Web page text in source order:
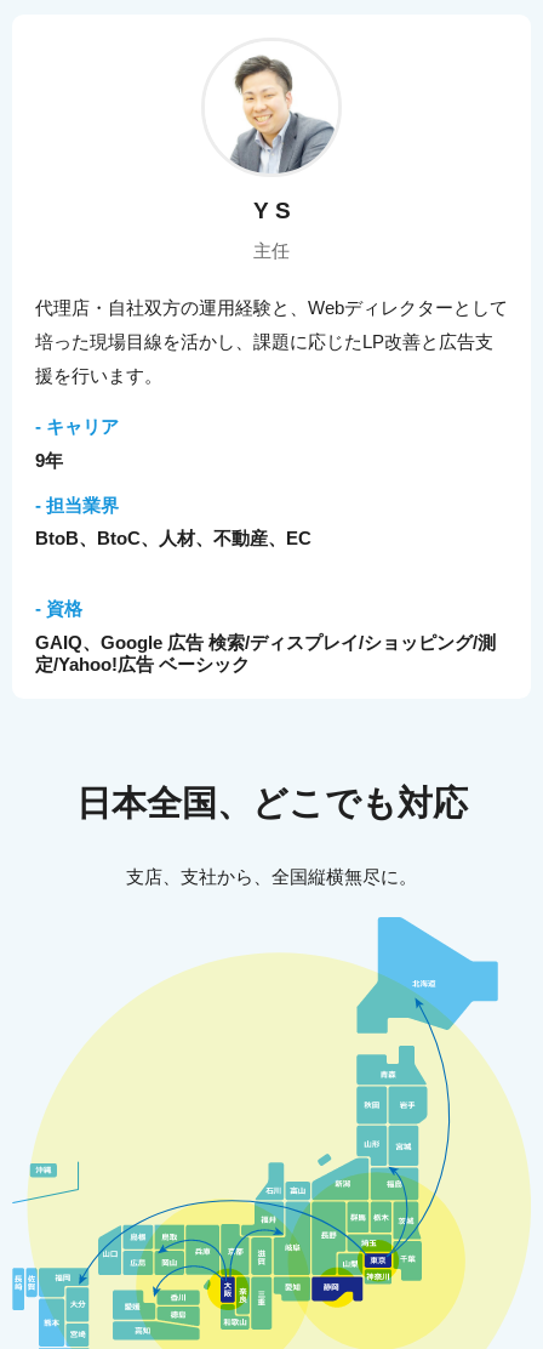
Y S
主任
代理店・自社双方の運用経験と、Webディレクターとして
培った現場目線を活かし、課題に応じたLP改善と広告支
援を行います。
- キャリア
9年
- 担当業界
BtoB、BtoC、人材、不動産、EC
- 資格
GAIQ、Google 広告 検索/ディスプレイ/ショッピング/測
定/Yahoo!広告 ベーシック
日本全国、どこでも対応
支店、支社から、全国縦横無尽に。